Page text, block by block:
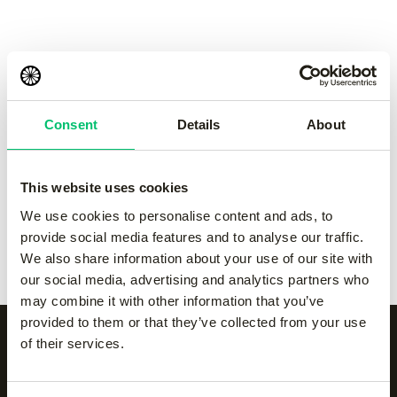
Consent Details About
This website uses cookies
We use cookies to personalise content and ads, to
provide social media features and to analyse our traffic.
We also share information about your use of our site with
our social media, advertising and analytics partners who
may combine it with other information that you’ve
provided to them or that they’ve collected from your use
of their services.
€55.00
Kadiri women pant
black
€65.00
Kadiri women pant-Grey
€65.00
Kadiri women pant-navy
€65.00
Kadiri women pant
white